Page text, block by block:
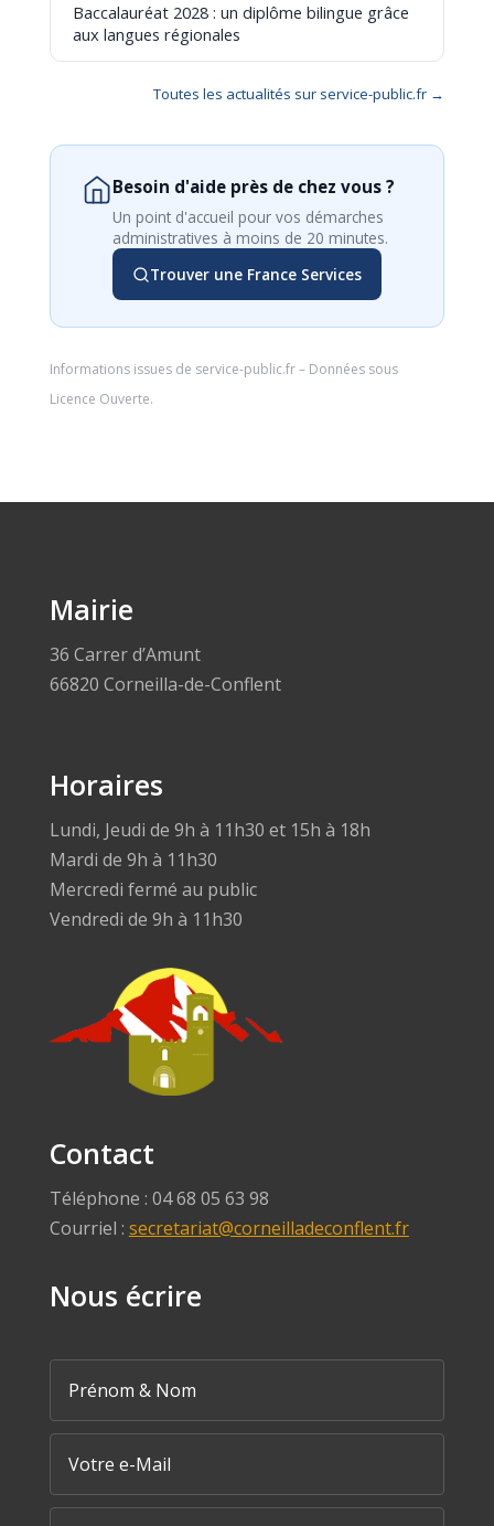
Baccalauréat 2028 : un diplôme bilingue grâce
aux langues régionales
Toutes les actualités sur service-public.fr →
Besoin d'aide près de chez vous ?
Un point d'accueil pour vos démarches
administratives à moins de 20 minutes.
Trouver une France Services
Informations issues de service-public.fr– Données sous
Licence Ouverte.
Mairie
36 Carrer d’Amunt
66820 Corneilla-de-Conflent
Horaires
Lundi, Jeudi de 9h à 11h30 et 15h à 18h
Mardi de 9h à 11h30
Mercredi fermé au public
Vendredi de 9h à 11h30
Contact
Téléphone : 04 68 05 63 98
Courriel : secretariat@corneilladeconflent.fr
Nous écrire